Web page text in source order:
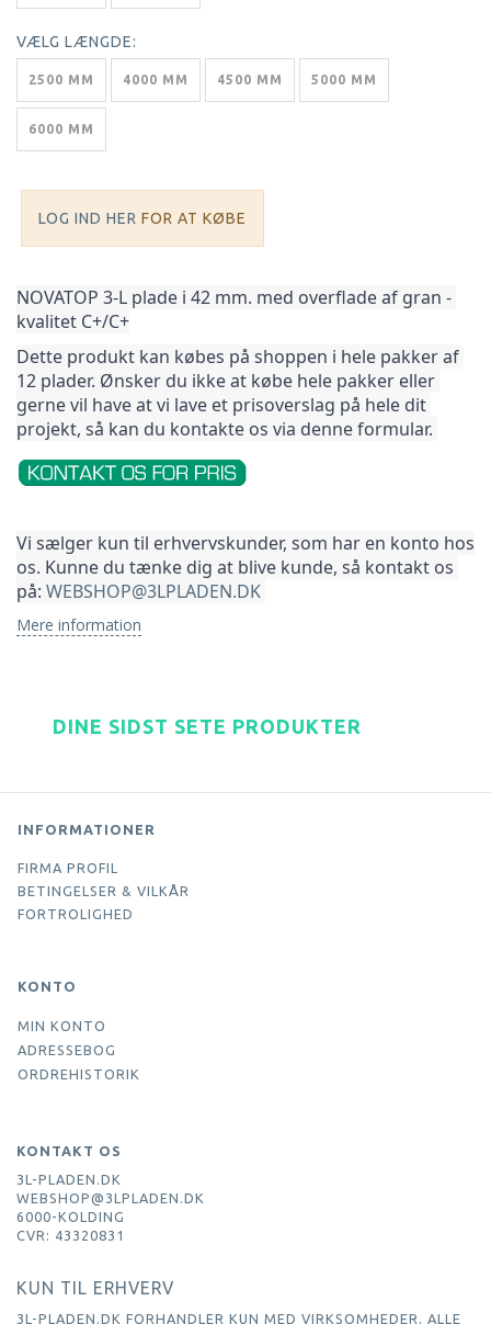
VÆLG LÆNGDE:
2500 MM 4000 MM 4500 MM 5000 MM
6000 MM
LOG IND HER FOR AT KØBE
NOVATOP 3-L plade i 42 mm. med overflade af gran -
kvalitet C+/C+
Dette produkt kan købes på shoppen i hele pakker af
12 plader. Ønsker du ikke at købe hele pakker eller
gerne vil have at vi lave et prisoverslag på hele dit
projekt, så kan du kontakte os via denne formular.
Vi sælger kun til erhvervskunder, som har en konto hos
os. Kunne du tænke dig at blive kunde, så kontakt os
på: WEBSHOP@3LPLADEN.DK
Mere information
DINE SIDST SETE PRODUKTER
INFORMATIONER
FIRMA PROFIL
BETINGELSER & VILKÅR
FORTROLIGHED
KONTO
MIN KONTO
ADRESSEBOG
ORDREHISTORIK
KONTAKT OS
3L-PLADEN.DK
WEBSHOP@3LPLADEN.DK
6000-KOLDING
CVR: 43320831
KUN TIL ERHVERV
3L-PLADEN.DK FORHANDLER KUN MED VIRKSOMHEDER. ALLE